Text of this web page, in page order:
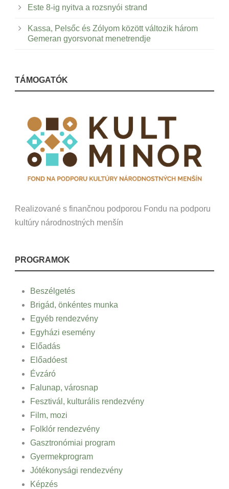
Este 8-ig nyitva a rozsnyói strand
Kassa, Pelsőc és Zólyom között változik három
Gemeran gyorsvonat menetrendje
TÁMOGATÓK
Realizované s finančnou podporou Fondu na podporu
kultúry národnostných menšín
PROGRAMOK
Beszélgetés
Brigád, önkéntes munka
Egyéb rendezvény
Egyházi esemény
Előadás
Előadóest
Évzáró
Falunap, városnap
Fesztivál, kulturális rendezvény
Film, mozi
Folklór rendezvény
Gasztronómiai program
Gyermekprogram
Jótékonysági rendezvény
Képzés